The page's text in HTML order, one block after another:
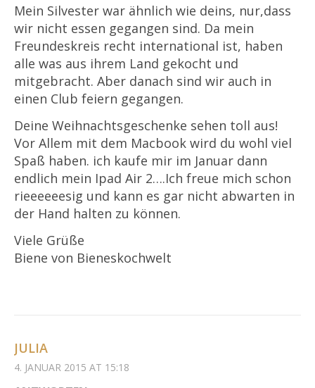
Mein Silvester war ähnlich wie deins, nur,dass
wir nicht essen gegangen sind. Da mein
Freundeskreis recht international ist, haben
alle was aus ihrem Land gekocht und
mitgebracht. Aber danach sind wir auch in
einen Club feiern gegangen.
Deine Weihnachtsgeschenke sehen toll aus!
Vor Allem mit dem Macbook wird du wohl viel
Spaß haben. ich kaufe mir im Januar dann
endlich mein Ipad Air 2….Ich freue mich schon
rieeeeeesig und kann es gar nicht abwarten in
der Hand halten zu können.
Viele Grüße
Biene von Bieneskochwelt
JULIA
4. JANUAR 2015 AT 15:18